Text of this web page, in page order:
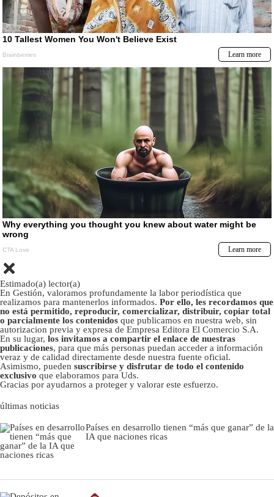
Estimado(a) lector(a)
En Gestión, valoramos profundamente la labor periodística que
realizamos para mantenerlos informados. Por ello, les recordamos que
no está permitido, reproducir, comercializar, distribuir, copiar total
o parcialmente los contenidos que publicamos en nuestra web, sin
autorizacion previa y expresa de Empresa Editora El Comercio S.A.
En su lugar, los invitamos a compartir el enlace de nuestras
publicaciones, para que más personas puedan acceder a información
veraz y de calidad directamente desde nuestra fuente oficial.
Asimismo, pueden suscribirse y disfrutar de todo el contenido
exclusivo que elaboramos para Uds.
Gracias por ayudarnos a proteger y valorar este esfuerzo.
últimas noticias
Países en desarrollo tienen “más que ganar” de la
IA que naciones ricas